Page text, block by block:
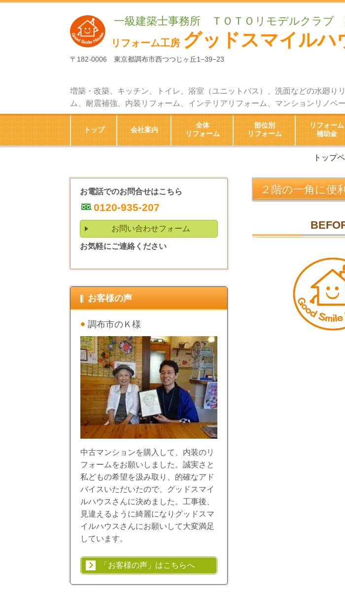
一級建築士事務所 ＴＯＴＯリモデルクラブ
リフォーム工房 グッドスマイルハ
〒182-0006 東京都調布市西つつじヶ丘1−39−23
増築・改築、キッチン、トイレ、浴室（ユニットバス）、洗面などの水廻
ム、耐震補強、内装リフォーム、インテリアリフォーム、マンションリノベ
トップ 会社案内
全体
リフォーム
部位別
リフォーム
リフォーム
補助金
トップ
２階の一角に便
お電話でのお問合せはこちら
0120-935-207
お問い合わせフォーム
お気軽にご連絡ください
お客様の声
調布市のＫ様
中古マンションを購入して、内装のリ
フォームをお願いしました。誠実さと
私どもの希望を汲み取り、的確なアド
バイスいただいたので、グッドスマイ
ルハウスさんに決めました。工事後、
見違えるように綺麗になりグッドスマ
イルハウスさんにお願いして大変満足
しています。
「お客様の声」はこちらへ